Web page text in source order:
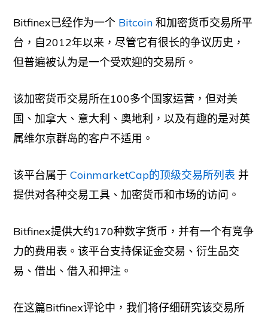
Bitfinex已经作为一个 Bitcoin 和加密货币交易所平
台，自2012年以来，尽管它有很长的争议历史，
但普遍被认为是一个受欢迎的交易所。
该加密货币交易所在100多个国家运营，但对美
国、加拿大、意大利、奥地利，以及有趣的是对英
属维尔京群岛的客户不适用。
该平台属于CoinmarketCap的顶级交易所列表 并
提供对各种交易工具、加密货币和市场的访问。
Bitfinex提供大约170种数字货币，并有一个有竞争
力的费用表。该平台支持保证金交易、衍生品交
易、借出、借入和押注。
在这篇Bitfinex评论中，我们将仔细研究该交易所